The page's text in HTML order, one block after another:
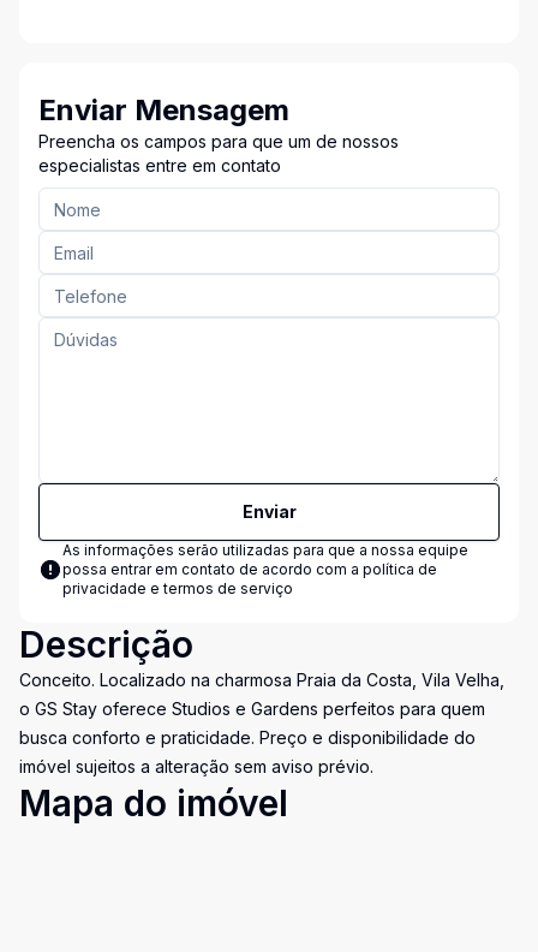
Enviar Mensagem
Preencha os campos para que um de nossos
especialistas entre em contato
Enviar
As informações serão utilizadas para que a nossa equipe
possa entrar em contato de acordo com a política de
privacidade e termos de serviço
Descrição
Conceito. Localizado na charmosa Praia da Costa, Vila Velha,
o GS Stay oferece Studios e Gardens perfeitos para quem
busca conforto e praticidade. Preço e disponibilidade do
imóvel sujeitos a alteração sem aviso prévio.
Mapa do imóvel